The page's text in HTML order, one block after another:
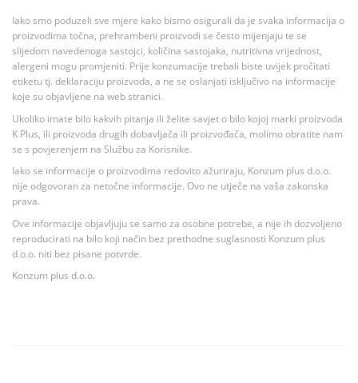
Iako smo poduzeli sve mjere kako bismo osigurali da je svaka informacija o
proizvodima točna, prehrambeni proizvodi se često mijenjaju te se
slijedom navedenoga sastojci, količina sastojaka, nutritivna vrijednost,
alergeni mogu promjeniti. Prije konzumacije trebali biste uvijek pročitati
etiketu tj. deklaraciju proizvoda, a ne se oslanjati isključivo na informacije
koje su objavljene na web stranici.
Ukoliko imate bilo kakvih pitanja ili želite savjet o bilo kojoj marki proizvoda
K Plus, ili proizvoda drugih dobavljača ili proizvođača, molimo obratite nam
se s povjerenjem na Službu za Korisnike.
Iako se informacije o proizvodima redovito ažuriraju, Konzum plus d.o.o.
nije odgovoran za netočne informacije. Ovo ne utječe na vaša zakonska
prava.
Ove informacije objavljuju se samo za osobne potrebe, a nije ih dozvoljeno
reproducirati na bilo koji način bez prethodne suglasnosti Konzum plus
d.o.o. niti bez pisane potvrde.
Konzum plus d.o.o.